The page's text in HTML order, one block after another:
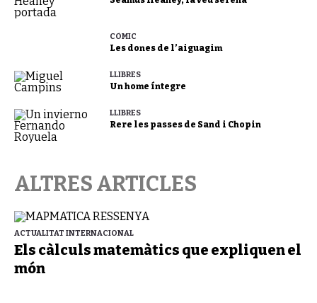
CÒMIC
Les dones de l’aiguagim
LLIBRES
Un home íntegre
LLIBRES
Rere les passes de Sand i Chopin
ALTRES ARTICLES
ACTUALITAT INTERNACIONAL
Els càlculs matemàtics que expliquen el
món